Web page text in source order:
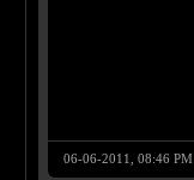
06-06-2011, 08:46 PM